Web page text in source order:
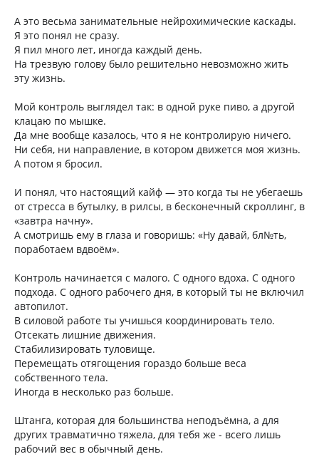
А это весьма занимательные нейрохимические каскады.
Я это понял не сразу.
Я пил много лет, иногда каждый день.
На трезвую голову было решительно невозможно жить
эту жизнь.
Мой контроль выглядел так: в одной руке пиво, а другой
клацаю по мышке.
Да мне вообще казалось, что я не контролирую ничего.
Ни себя, ни направление, в котором движется моя жизнь.
А потом я бросил.
И понял, что настоящий кайф — это когда ты не убегаешь
от стресса в бутылку, в рилсы, в бесконечный скроллинг, в
«завтра начну».
А смотришь ему в глаза и говоришь: «Ну давай, бл№ть,
поработаем вдвоём».
Контроль начинается с малого. С одного вдоха. С одного
подхода. С одного рабочего дня, в который ты не включил
автопилот.
В силовой работе ты учишься координировать тело.
Отсекать лишние движения.
Стабилизировать туловище.
Перемещать отягощения гораздо больше веса
собственного тела.
Иногда в несколько раз больше.
Штанга, которая для большинства неподъёмна, а для
других травматично тяжела, для тебя же - всего лишь
рабочий вес в обычный день.